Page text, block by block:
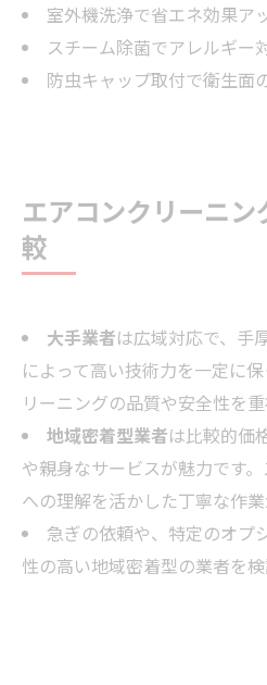
室外機洗浄で省エネ効果ア
スチーム除菌でアレルギー
防虫キャップ取付で衛生面
エアコンクリーニ
較
大手業者は広域対応で、手
によって高い技術力を一定に
リーニングの品質や安全性を
地域密着型業者は比較的価
や親身なサービスが魅力です
への理解を活かした丁寧な作業
急ぎの依頼や、特定のオプ
性の高い地域密着型の業者を検